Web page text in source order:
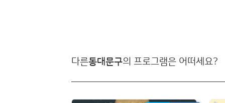
다른동대문구의 프로그램은 어떠세요?